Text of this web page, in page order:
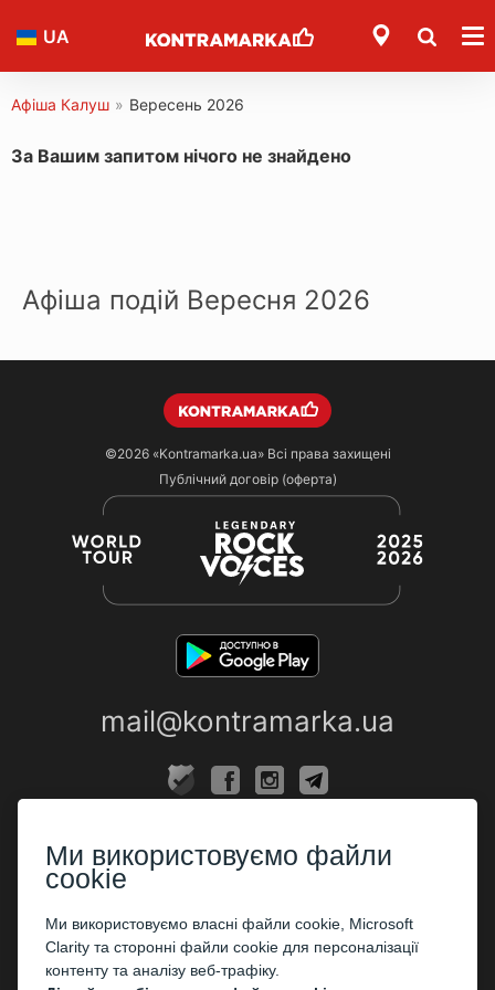
UA
Афіша Калуш » Вересень 2026
За Вашим запитом нічого не знайдено
Афіша подій Вересня 2026
©2026 «Kontramarka.ua»Всі права захищені
Публічний договір (оферта)
mail@kontramarka.ua
Каси
ПАРТНЕРАМ
Організаторам
Ми використовуємо файли
cookie
Ми використовуємо власні файли cookie, Microsoft
Clarity та сторонні файли cookie для персоналізації
контенту та аналізу веб-трафіку.